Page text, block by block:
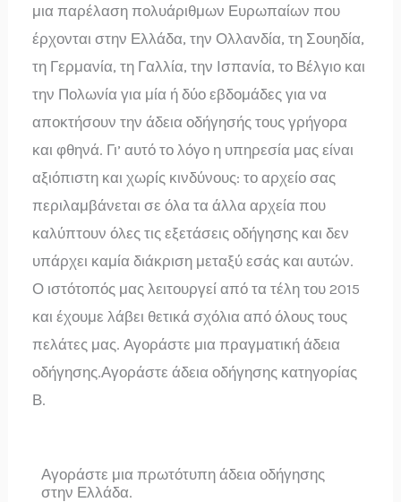
μια παρέλαση πολυάριθμων Ευρωπαίων που
έρχονται στην Ελλάδα, την Ολλανδία, τη Σουηδία,
τη Γερμανία, τη Γαλλία, την Ισπανία, το Βέλγιο και
την Πολωνία για μία ή δύο εβδομάδες για να
αποκτήσουν την άδεια οδήγησής τους γρήγορα
και φθηνά. Γι’ αυτό το λόγο η υπηρεσία μας είναι
αξιόπιστη και χωρίς κινδύνους: το αρχείο σας
περιλαμβάνεται σε όλα τα άλλα αρχεία που
καλύπτουν όλες τις εξετάσεις οδήγησης και δεν
υπάρχει καμία διάκριση μεταξύ εσάς και αυτών.
Ο ιστότοπός μας λειτουργεί από τα τέλη του 2015
και έχουμε λάβει θετικά σχόλια από όλους τους
πελάτες μας. Αγοράστε μια πραγματική άδεια
οδήγησης.Αγοράστε άδεια οδήγησης κατηγορίας
Β.
Αγοράστε μια πρωτότυπη άδεια οδήγησης
στην Ελλάδα.